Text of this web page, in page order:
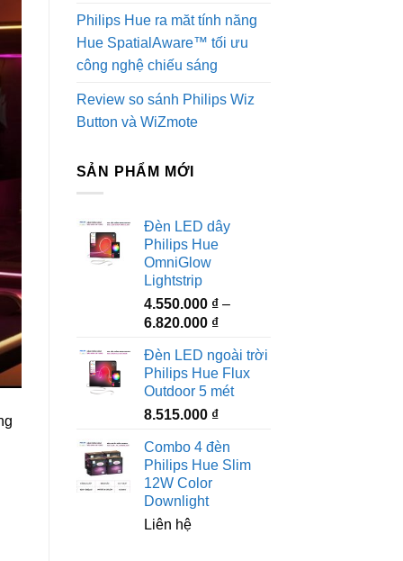
Philips Hue ra măt tính năng
Hue SpatialAware™ tối ưu
công nghệ chiếu sáng
Review so sánh Philips Wiz
Button và WiZmote
SẢN PHẨM MỚI
Đèn LED dây
Philips Hue
OmniGlow
Lightstrip
4.550.000 ₫ –
6.820.000 ₫Khoảng
từ
4.550.000 ₫
đến
6.820.000 ₫
Đèn LED ngoài trời
Philips Hue Flux
Outdoor 5 mét
8.515.000 ₫
Combo 4 đèn
Philips Hue Slim
12W Color
Downlight
Liên hệ